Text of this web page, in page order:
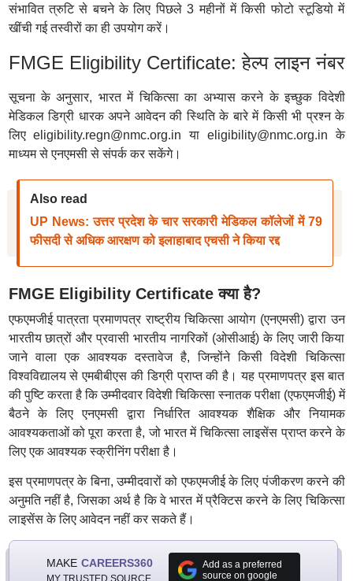
संभावित त्रुटि से बचने के लिए पिछले 3 महीनों में किसी फोटो स्टूडियो में
खींची गई तस्वीरों का ही उपयोग करें।
FMGE Eligibility Certificate: हेल्प लाइन नंबर
सूचना के अनुसार, भारत में चिकित्सा का अभ्यास करने के इच्छुक विदेशी
मेडिकल डिग्री धारक अपने आवेदन की स्थिति के बारे में किसी भी प्रश्न के
लिए eligibility.regn@nmc.org.in या eligibility@nmc.org.in के
माध्यम से एनएमसी से संपर्क कर सकेंगे।
Also read
UP News: उत्तर प्रदेश के चार सरकारी मेडिकल कॉलेजों में 79
फीसदी से अधिक आरक्षण को इलाहाबाद एचसी ने किया रद्द
FMGE Eligibility Certificate क्या है?
एफएमजीई पात्रता प्रमाणपत्र राष्ट्रीय चिकित्सा आयोग (एनएमसी) द्वारा उन
भारतीय छात्रों और प्रवासी भारतीय नागरिकों (ओसीआई) के लिए जारी किया
जाने वाला एक आवश्यक दस्तावेज है, जिन्होंने किसी विदेशी चिकित्सा
विश्वविद्यालय से एमबीबीएस की डिग्री प्राप्त की है। यह प्रमाणपत्र इस बात
की पुष्टि करता है कि उम्मीदवार विदेशी चिकित्सा स्नातक परीक्षा (एफएमजीई) में
बैठने के लिए एनएमसी द्वारा निर्धारित आवश्यक शैक्षिक और नियामक
आवश्यकताओं को पूरा करता है, जो भारत में चिकित्सा लाइसेंस प्राप्त करने के
लिए एक आवश्यक स्क्रीनिंग परीक्षा है।
इस प्रमाणपत्र के बिना, उम्मीदवारों को एफएमजीई के लिए पंजीकरण करने की
अनुमति नहीं है, जिसका अर्थ है कि वे भारत में प्रैक्टिस करने के लिए चिकित्सा
लाइसेंस के लिए आवेदन नहीं कर सकते हैं।
MAKE CAREERS360
MY TRUSTED SOURCE
Add as a preferred
source on google